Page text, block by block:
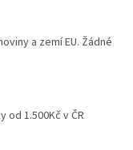
a zemí EU. Žádné
1.500Kč v ČR